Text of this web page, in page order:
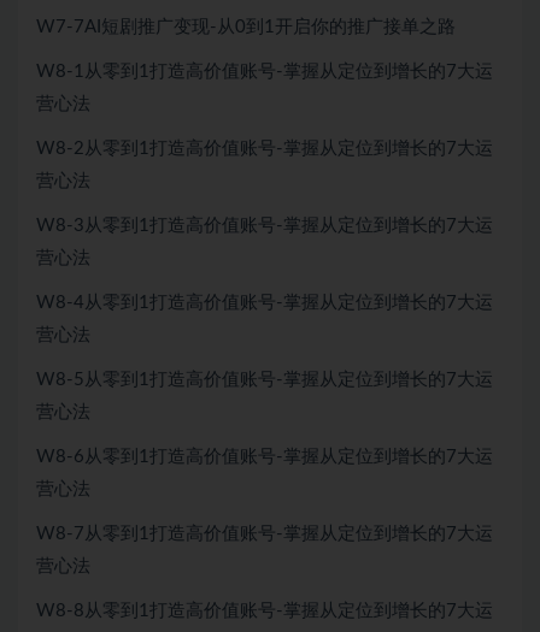
W7-7AI短剧推广变现-从0到1开启你的推广接单之路
W8-1从零到1打造高价值账号-掌握从定位到增长的7大运
营心法
W8-2从零到1打造高价值账号-掌握从定位到增长的7大运
营心法
W8-3从零到1打造高价值账号-掌握从定位到增长的7大运
营心法
W8-4从零到1打造高价值账号-掌握从定位到增长的7大运
营心法
W8-5从零到1打造高价值账号-掌握从定位到增长的7大运
营心法
W8-6从零到1打造高价值账号-掌握从定位到增长的7大运
营心法
W8-7从零到1打造高价值账号-掌握从定位到增长的7大运
营心法
W8-8从零到1打造高价值账号-掌握从定位到增长的7大运